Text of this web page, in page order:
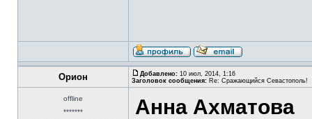
Орион Добавлено: 10 июл, 2014, 1:16
Заголовок сообщения: Re: Сражающийся Севастополь!
offline
*******
Анна Ахматова